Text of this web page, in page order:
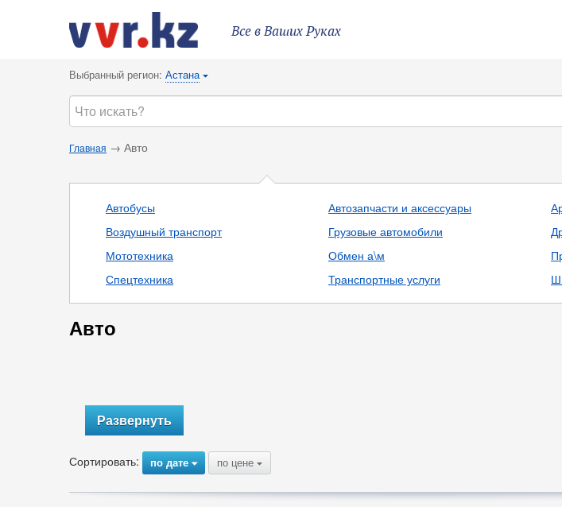
Все в Ваших Руках
Выбранный регион: Астана {
Главная → Авто
Автобусы
Воздушный транспорт
Мототехника
Спецтехника
Автозапчасти и аксессуары
Грузовые автомобили
Обмен а\м
Транспортные услуги
Авто
Развернуть
Сортировать: по дате{ по цене {